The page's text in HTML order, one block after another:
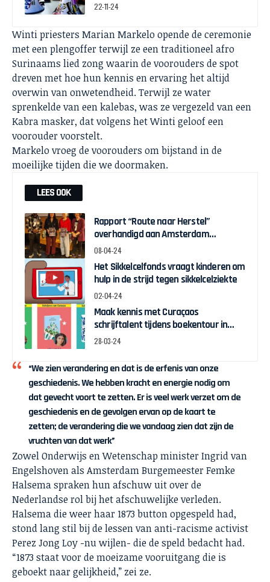
22-11-24
Winti priesters Marian Markelo opende de ceremonie
met een plengoffer terwijl ze een traditioneel afro
Surinaams lied zong waarin de voorouders de spot
dreven met hoe hun kennis en ervaring het altijd
overwin van onwetendheid. Terwijl ze water
sprenkelde van een kalebas, was ze vergezeld van een
Kabra masker, dat volgens het Winti geloof een
voorouder voorstelt.
Markelo vroeg de voorouders om bijstand in de
moeilijke tijden die we doormaken.
LEES OOK
Rapport “Route naar Herstel”
overhandigd aan Amsterdam
Wethouder Touria Meliani
08-04-24
Het Sikkelcelfonds vraagt kinderen om
hulp in de strijd tegen sikkelcelziekte
02-04-24
Maak kennis met Curaçaos
schrijftalent tijdens boekentour in
april
28-03-24
“We zien verandering en dat is de erfenis van onze
geschiedenis. We hebben kracht en energie nodig om
dat gevecht voort te zetten. Er is veel werk verzet om de
geschiedenis en de gevolgen ervan op de kaart te
zetten; de verandering die we vandaag zien dat zijn de
vruchten van dat werk”
Zowel Onderwijs en Wetenschap minister Ingrid van
Engelshoven als Amsterdam Burgemeester Femke
Halsema spraken hun afschuw uit over de
Nederlandse rol bij het afschuwelijke verleden.
Halsema die weer haar 1873 button opgespeld had,
stond lang stil bij de lessen van anti-racisme activist
Perez Jong Loy -nu wijlen- die de speld bedacht had.
“1873 staat voor de moeizame vooruitgang die is
geboekt naar gelijkheid,” zei ze.